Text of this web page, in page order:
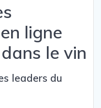
ligne
le vin
leaders du